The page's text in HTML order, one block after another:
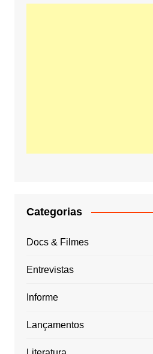
Categorias
Docs & Filmes
Entrevistas
Informe
Lançamentos